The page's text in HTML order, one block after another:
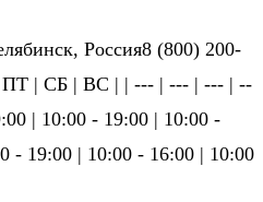
Россия8 (800) 200-
| СБ | ВС | | --- | --- | --- | --
| 10:00 - 19:00 | 10:00 -
- 19:00 | 10:00 - 16:00 | 10:00